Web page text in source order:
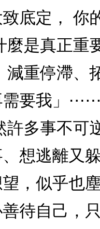
底定， 你
麼是真正重
重停滯、
需要我」
多事不可
想逃離又
，似乎也
待自己，